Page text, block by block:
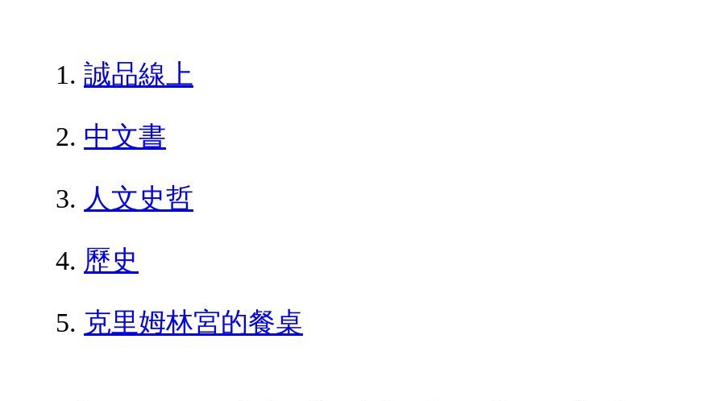
誠品線上
中文書
人文史哲
歷史
克里姆林宮的餐桌